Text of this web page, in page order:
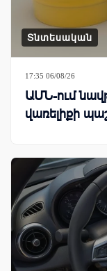
Տնտեսական
17:35 06/08/26
ԱՄՆ-ում
վառելիքի